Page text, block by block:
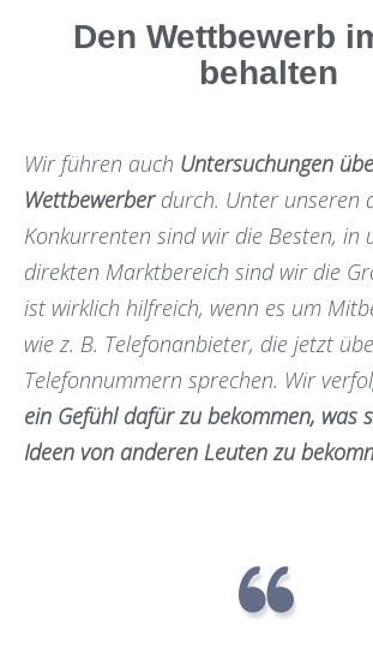
Den Wettbewerb
behalten
Wir führen auch Untersuchungen
Wettbewerberdurch. Unter unseren
Konkurrenten sind wir die Besten, in
direkten Marktbereich sind wir die
ist wirklich hilfreich, wenn es um
wie z. B. Telefonanbieter, die jetzt
Telefonnummern sprechen. Wir
ein Gefühl dafür zu bekommen, was
Ideen von anderen Leuten zu